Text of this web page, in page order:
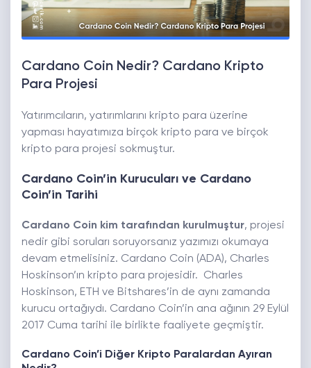
Cardano Coin Nedir? Cardano Kripto
Para Projesi
Yatırımcıların, yatırımlarını kripto para üzerine
yapması hayatımıza birçok kripto para ve birçok
kripto para projesi sokmuştur.
Cardano Coin’in Kurucuları ve Cardano
Coin’in Tarihi
Cardano Coin kim tarafından kurulmuştur, projesi
nedir gibi soruları soruyorsanız yazımızı okumaya
devam etmelisiniz. Cardano Coin (ADA), Charles
Hoskinson’ın kripto para projesidir. Charles
Hoskinson, ETH ve Bitshares’in de aynı zamanda
kurucu ortağıydı. Cardano Coin’in ana ağının 29 Eylül
2017 Cuma tarihi ile birlikte faaliyete geçmiştir.
Cardano Coin’i Diğer Kripto Paralardan Ayıran